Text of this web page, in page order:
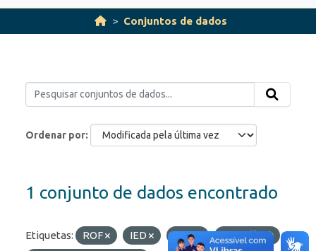
Conjuntos de dados
Ordenar por
1 conjunto de dados encontrado
Etiquetas: ROF IED RDE
Portfólio